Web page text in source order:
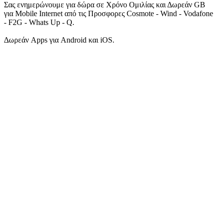
Σας ενημερώνουμε για δώρα σε Χρόνο Ομιλίας και Δωρεάν GB
για Mobile Internet από τις Προσφορες Cosmote - Wind - Vodafone
- F2G - Whats Up - Q.
Δωρεάν Apps για Android και iOS.